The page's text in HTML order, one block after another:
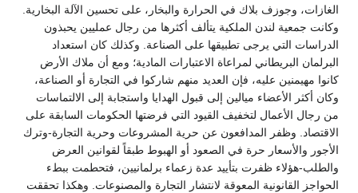
الغازات، وجوزف بلاك في الحرارة والبخار، على تحسين الآلة البخارية.
وكانت جمعية لندن الملكية يتألف أكثرها من رجال عمليين يحبذون
الدراسات التي يرجى تطبيقها على الصناعة. وكذلك كان استعداد
البرلمان البريطاني لمراعاة الاعتبارات المادية؛ ومع أن ملاك الأرض
كانوا مهيمنين عليه، فإن العديد منهم شاركوا في التجارة أو الصناعة،
وكان أكثر الأعضاء ميالين إلى قبول الهدايا واستجابة إلى الالتماسات
من رجال الأعمال لتخفيف القيود التي فرضتها الحكومات السابقة على
الاقتصاد. وظفر المدافعون عن حرية المشروعات وحرية التجارة-وترك
الأجور والأسعار حرة في الصعود أو الهبوط طبقاً لقوانين العرض
والطلب-هؤلاء ظفرت بتأييد عدة زعماء برلمانيين، فتحطمت ببطء
الحواجز القانونية المعوقة لانتشار التجارة والمصنوعات. وهكذا تحققت